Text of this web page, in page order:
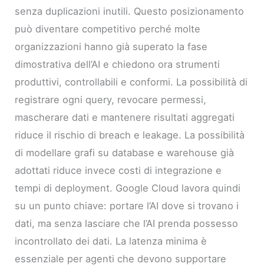
senza duplicazioni inutili. Questo posizionamento
può diventare competitivo perché molte
organizzazioni hanno già superato la fase
dimostrativa dell’AI e chiedono ora strumenti
produttivi, controllabili e conformi. La possibilità di
registrare ogni query, revocare permessi,
mascherare dati e mantenere risultati aggregati
riduce il rischio di breach e leakage. La possibilità
di modellare grafi su database e warehouse già
adottati riduce invece costi di integrazione e
tempi di deployment. Google Cloud lavora quindi
su un punto chiave: portare l’AI dove si trovano i
dati, ma senza lasciare che l’AI prenda possesso
incontrollato dei dati. La latenza minima è
essenziale per agenti che devono supportare